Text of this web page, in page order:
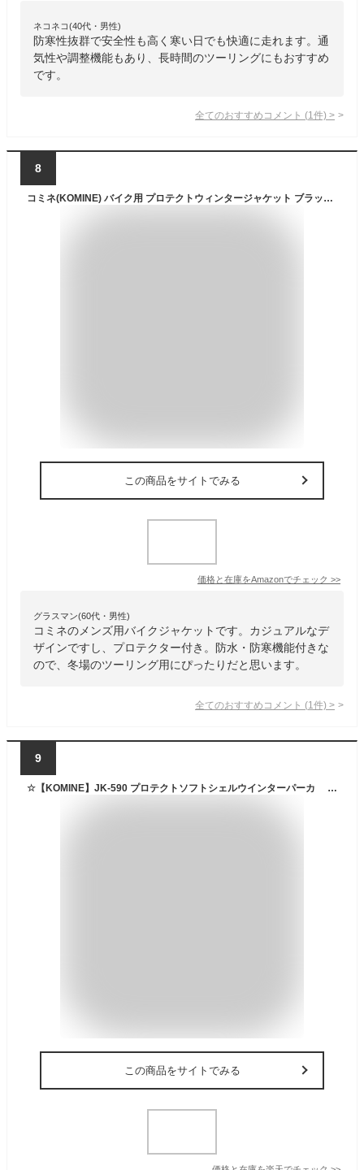
ネコネコ(40代・男性)
防寒性抜群で安全性も高く寒い日でも快適に走れます。通
気性や調整機能もあり、長時間のツーリングにもおすすめ
です。
全てのおすすめコメント (1 件) >
8
コミネ(KOMINE) バイク用 プロテクトウィンタージャケット ブラック/レッド L JK-603 1289 秋冬春向け 防水 防寒 CE規格 プロテクター
この商品をサイトでみる
価格と在庫をAmazonでチェック >>
グラスマン(60代・男性)
コミネのメンズ用バイクジャケットです。カジュアルなデ
ザインですし、プロテクター付き。防水・防寒機能付きな
ので、冬場のツーリング用にぴったりだと思います。
全てのおすすめコメント (1 件) >
9
☆【KOMINE】JK-590 プロテクトソフトシェルウインターパーカ 秋冬 ウインタージャケット 冬用 防寒 メンズ レディース ツーリング コミネ【バイク用品】
この商品をサイトでみる